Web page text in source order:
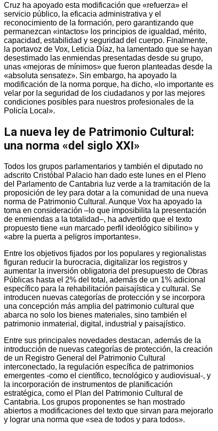
Cruz ha apoyado esta modificación que «refuerza» el
servicio público, la eficacia administrativa y el
reconocimiento de la formación, pero garantizando que
permanezcan «intactos» los principios de igualdad, mérito,
capacidad, estabilidad y seguridad del cuerpo. Finalmente,
la portavoz de Vox, Leticia Díaz, ha lamentado que se hayan
desestimado las enmiendas presentadas desde su grupo,
unas «mejoras de mínimos» que fueron planteadas desde la
«absoluta sensatez». Sin embargo, ha apoyado la
modificación de la norma porque, ha dicho, «lo importante es
velar por la seguridad de los ciudadanos y por las mejores
condiciones posibles para nuestros profesionales de la
Policía Local».
La nueva ley de Patrimonio Cultural:
una norma «del siglo XXI»
Todos los grupos parlamentarios y también el diputado no
adscrito Cristóbal Palacio han dado este lunes en el Pleno
del Parlamento de Cantabria luz verde a la tramitación de la
proposición de ley para dotar a la comunidad de una nueva
norma de Patrimonio Cultural. Aunque Vox ha apoyado la
toma en consideración –lo que imposibilita la presentación
de enmiendas a la totalidad–, ha advertido que el texto
propuesto tiene «un marcado perfil ideológico sibilino» y
«abre la puerta a peligros importantes».
Entre los objetivos fijados por los populares y regionalistas
figuran reducir la burocracia, digitalizar los registros y
aumentar la inversión obligatoria del presupuesto de Obras
Públicas hasta el 2% del total, además de un 1% adicional
específico para la rehabilitación paisajística y cultural. Se
introducen nuevas categorías de protección y se incorpora
una concepción más amplia del patrimonio cultural que
abarca no solo los bienes materiales, sino también el
patrimonio inmaterial, digital, industrial y paisajístico.
Entre sus principales novedades destacan, además de la
introducción de nuevas categorías de protección, la creación
de un Registro General del Patrimonio Cultural
interconectado, la regulación específica de patrimonios
emergentes -como el científico, tecnológico y audiovisual-, y
la incorporación de instrumentos de planificación
estratégica, como el Plan del Patrimonio Cultural de
Cantabria. Los grupos proponentes se han mostrado
abiertos a modificaciones del texto que sirvan para mejorarlo
y lograr una norma que «sea de todos y para todos».